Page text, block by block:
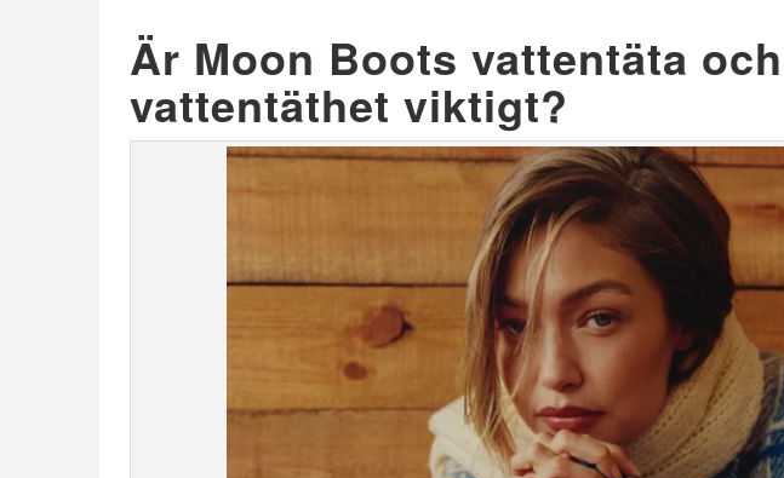
Är Moon Boots vattentäta
vattentäthet viktigt?